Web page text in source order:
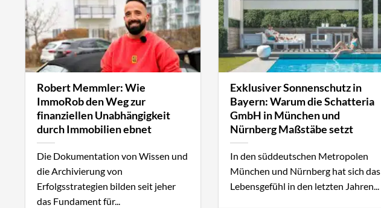
Robert Memmler: Wie
ImmoRob den Weg zur
finanziellen Unabhängigkeit
durch Immobilien ebnet
Die Dokumentation von Wissen und
die Archivierung von
Erfolgsstrategien bilden seit jeher
das Fundament für...
Exklusiver Sonnenschutz in
Bayern: Warum die Schatteria
GmbH in München und
Nürnberg Maßstäbe setzt
In den süddeutschen Metropolen
München und Nürnberg hat sich das
Lebensgefühl in den letzten Jahren...